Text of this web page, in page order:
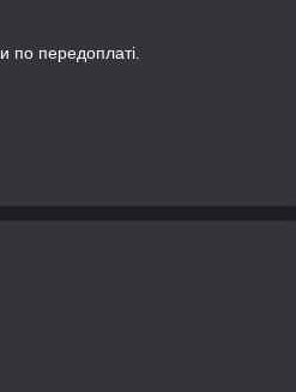
по передоплаті.